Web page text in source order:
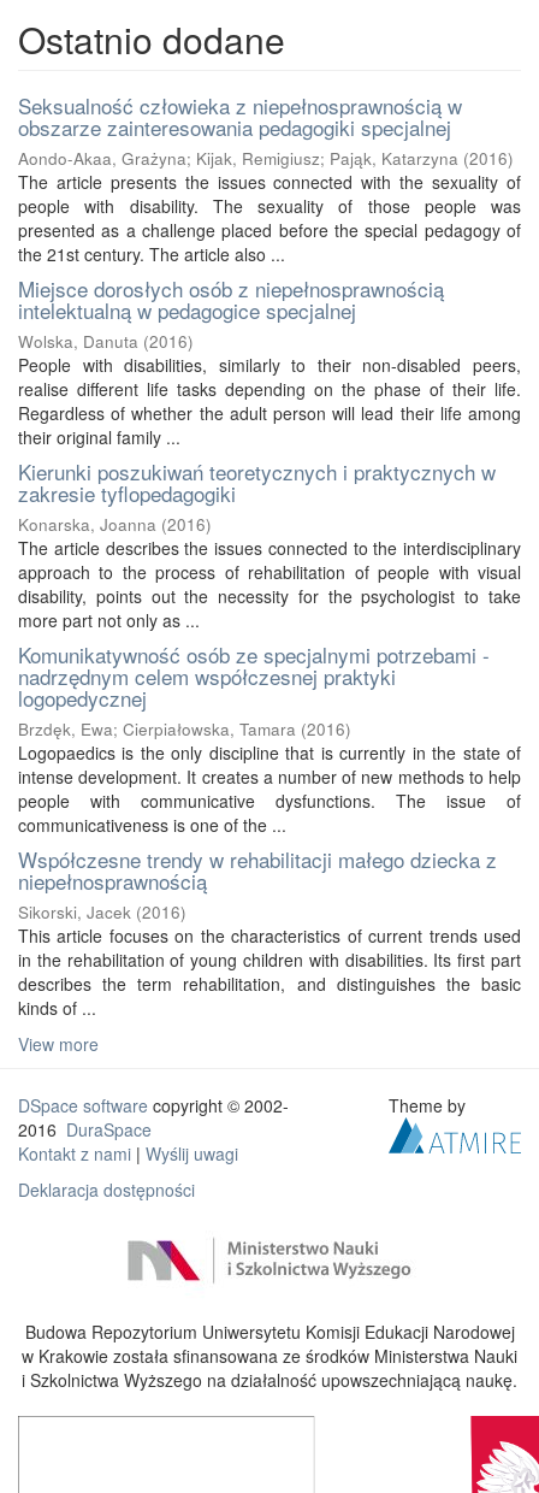
Ostatnio dodane
Seksualność człowieka z niepełnosprawnością w
obszarze zainteresowania pedagogiki specjalnej
Aondo-Akaa, Grażyna; Kijak, Remigiusz; Pająk, Katarzyna (2016)
The article presents the issues connected with the sexuality of
people with disability. The sexuality of those people was
presented as a challenge placed before the special pedagogy of
the 21st century. The article also ...
Miejsce dorosłych osób z niepełnosprawnością
intelektualną w pedagogice specjalnej
Wolska, Danuta (2016)
People with disabilities, similarly to their non-disabled peers,
realise different life tasks depending on the phase of their life.
Regardless of whether the adult person will lead their life among
their original family ...
Kierunki poszukiwań teoretycznych i praktycznych w
zakresie tyflopedagogiki
Konarska, Joanna (2016)
The article describes the issues connected to the interdisciplinary
approach to the process of rehabilitation of people with visual
disability, points out the necessity for the psychologist to take
more part not only as ...
Komunikatywność osób ze specjalnymi potrzebami -
nadrzędnym celem współczesnej praktyki
logopedycznej
Brzdęk, Ewa; Cierpiałowska, Tamara (2016)
Logopaedics is the only discipline that is currently in the state of
intense development. It creates a number of new methods to help
people with communicative dysfunctions. The issue of
communicativeness is one of the ...
Współczesne trendy w rehabilitacji małego dziecka z
niepełnosprawnością
Sikorski, Jacek (2016)
This article focuses on the characteristics of current trends used
in the rehabilitation of young children with disabilities. Its first part
describes the term rehabilitation, and distinguishes the basic
kinds of ...
View more
DSpace software copyright © 2002-
2016 DuraSpace
Kontakt z nami | Wyślij uwagi
Deklaracja dostępności
Theme by
Budowa Repozytorium Uniwersytetu Komisji Edukacji Narodowej
w Krakowie została sfinansowana ze środków Ministerstwa Nauki
i Szkolnictwa Wyższego na działalność upowszechniającą naukę.